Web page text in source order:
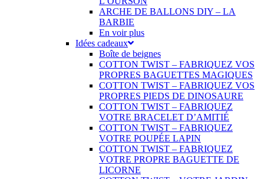
ARCHE DE BALLONS DIY – LA
BARBIE
En voir plus
Idées cadeaux
Boîte de beignes
COTTON TWIST – FABRIQUEZ VOS
PROPRES BAGUETTES MAGIQUES
COTTON TWIST – FABRIQUEZ VOS
PROPRES PIEDS DE DINOSAURE
COTTON TWIST – FABRIQUEZ
VOTRE BRACELET D’AMITIÉ
COTTON TWIST – FABRIQUEZ
VOTRE POUPÉE LAPIN
COTTON TWIST – FABRIQUEZ
VOTRE PROPRE BAGUETTE DE
LICORNE